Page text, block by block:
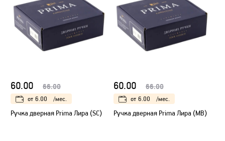
60.00 66.00
от 6.00 /мес.
Ручка дверная Prima Лира (SC)
60.00 66.00
от 6.00 /мес.
Ручка дверная Prima Лира (МB)